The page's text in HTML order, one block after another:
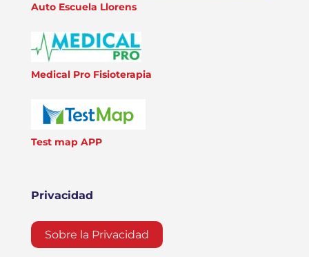
Auto Escuela Llorens
Medical Pro Fisioterapia
Test map APP
Privacidad
Sobre la Privacidad